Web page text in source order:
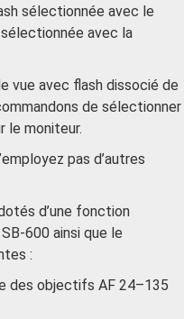
sélectionnée avec le
avec la
vue avec flash dissocié de
de sélectionner
le moniteur.
pas d’autres
d’une fonction
600 ainsi que le
:
des objectifs AF 24–135